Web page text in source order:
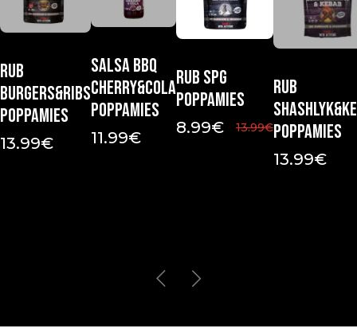
Rub
Burgers&Ribs
Poppamies
13.99€
Salsa Bbq
Cherry&Cola
Poppamies
11.99€
Rub Spg
Poppamies
13.99€
8.99€
Rub
Poppamies
13.99€